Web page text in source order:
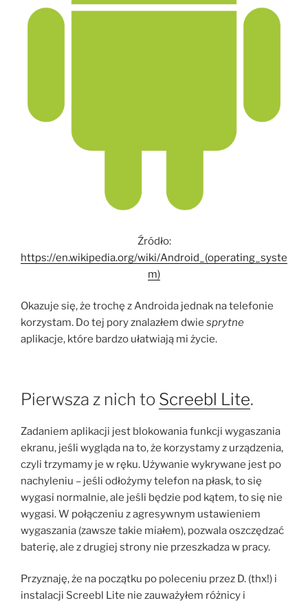
Źródło:
https://en.wikipedia.org/wiki/Android_(operating_syste
m)
Okazuje się, że trochę z Androida jednak na telefonie
korzystam. Do tej pory znalazłem dwie sprytne
aplikacje, które bardzo ułatwiają mi życie.
Pierwsza z nich to Screebl Lite.
Zadaniem aplikacji jest blokowania funkcji wygaszania
ekranu, jeśli wygląda na to, że korzystamy z urządzenia,
czyli trzymamy je w ręku. Używanie wykrywane jest po
nachyleniu – jeśli odłożymy telefon na płask, to się
wygasi normalnie, ale jeśli będzie pod kątem, to się nie
wygasi. W połączeniu z agresywnym ustawieniem
wygaszania (zawsze takie miałem), pozwala oszczędzać
baterię, ale z drugiej strony nie przeszkadza w pracy.
Przyznaję, że na początku po poleceniu przez D. (thx!) i
instalacji Screebl Lite nie zauważyłem różnicy i